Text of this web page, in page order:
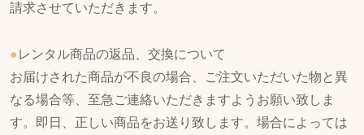
請求させていただきます。
●レンタル商品の返品、交換について
お届けされた商品が不良の場合、ご注文いただいた物と異
なる場合等、至急ご連絡いただきますようお願い致しま
す。即日、正しい商品をお送り致します。場合によっては